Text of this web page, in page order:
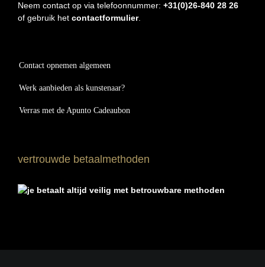
Neem contact op via telefoonnummer: +31(0)26-840 28 26
of gebruik het contactformulier.
Contact opnemen algemeen
Werk aanbieden als kunstenaar?
Verras met de Apunto Cadeaubon
vertrouwde betaalmethoden